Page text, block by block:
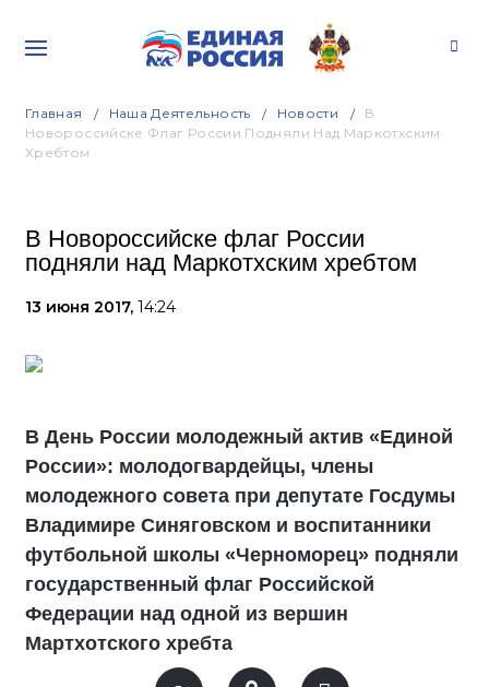
Главная Наша Деятельность Новости
В
Новороссийске Флаг России Подняли Над Маркотхским
Хребтом
В Новороссийске флаг России
подняли над Маркотхским хребтом
13 июня 2017, 14:24
В День России молодежный актив «Единой
России»: молодогвардейцы, члены
молодежного совета при депутате Госдумы
Владимире Синяговском и воспитанники
футбольной школы «Черноморец» подняли
государственный флаг Российской
Федерации над одной из вершин
Мартхотского хребта